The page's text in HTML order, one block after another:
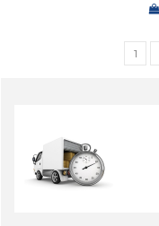
1